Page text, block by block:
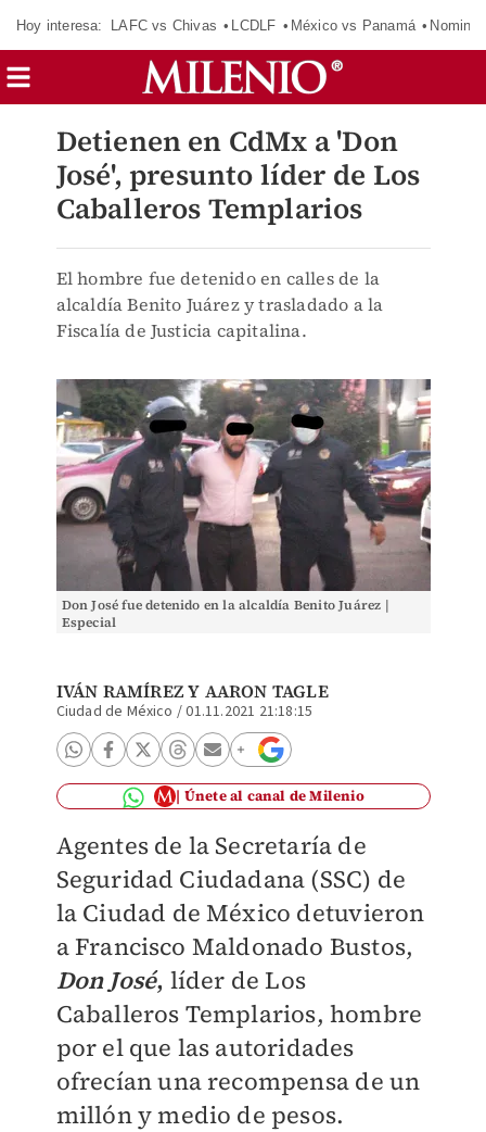
Hoy interesa: LAFC vs Chivas LCDLF México vs Panamá
Detienen en CdMx a 'Don
José', presunto líder de Los
Caballeros Templarios
El hombre fue detenido en calles de la
alcaldía Benito Juárez y trasladado a la
Fiscalía de Justicia capitalina.
Don José fue detenido en la alcaldía Benito Juárez |
Especial
IVÁN RAMÍREZY AARON TAGLE
Ciudad de México /01.11.2021 21:18:15
Únete al canal de Milenio
Agentes de la Secretaría de
Seguridad Ciudadana (SSC) de
la Ciudad de México detuvieron
a Francisco Maldonado Bustos,
Don José, líder de Los
Caballeros Templarios, hombre
por el que las autoridades
ofrecían una recompensa de un
millón y medio de pesos.